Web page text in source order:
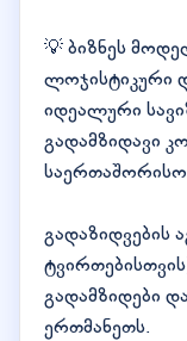
💡 ბიზნეს
ლოჯისტიკური
იდეალური
გადამზიდავი
გადაზიდვების
გადამზიდები
ერთმანეთს.